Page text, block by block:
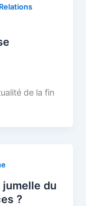
Relations
de la fin
du
?